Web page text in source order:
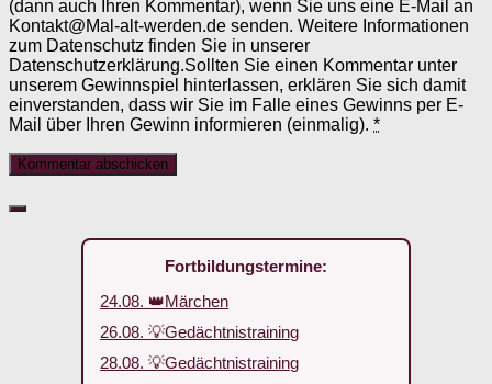
(dann auch Ihren Kommentar), wenn Sie uns eine E-Mail an
Kontakt@Mal-alt-werden.de senden. Weitere Informationen
zum Datenschutz finden Sie in unserer
Datenschutzerklärung.Sollten Sie einen Kommentar unter
unserem Gewinnspiel hinterlassen, erklären Sie sich damit
einverstanden, dass wir Sie im Falle eines Gewinns per E-
Mail über Ihren Gewinn informieren (einmalig). *
Fortbildungstermine:
24.08. 👑Märchen
26.08. 💡Gedächtnistraining
28.08. 💡Gedächtnistraining